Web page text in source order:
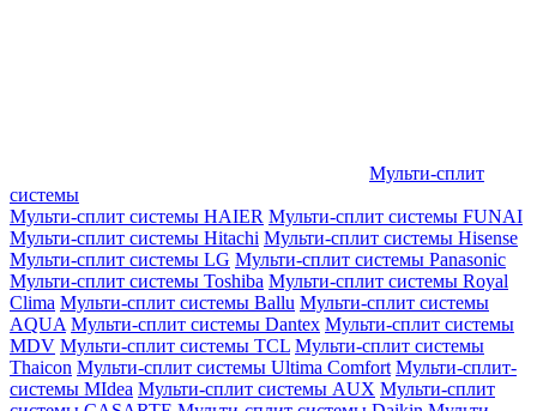
Мульти-сплит
системы
Мульти-сплит системы HAIER Мульти-сплит системы FUNAI
Мульти-сплит системы Hitachi Мульти-сплит системы Hisense
Мульти-сплит системы LG Мульти-сплит системы Panasonic
Мульти-сплит системы Toshiba Мульти-сплит системы Royal
Clima Мульти-сплит системы Ballu Мульти-сплит системы
AQUA Мульти-сплит системы Dantex Мульти-сплит системы
MDV Мульти-сплит системы TCL Мульти-сплит системы
Thaicon Мульти-сплит системы Ultima Comfort Мульти-сплит-
системы MIdea Мульти-сплит системы AUX Мульти-сплит